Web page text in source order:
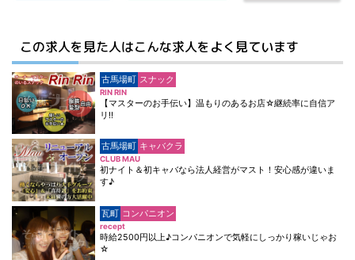
この求人を見た人はこんな求人をよく見ています
古馬場町 スナック
RIN RIN
【マスターのお手伝い】温もりのあるお店☆継続率に自信ア
リ!!
古馬場町 キャバクラ
CLUB MAU
初ナイト＆初キャバなら法人経営がマスト！安心感が違いま
す♪
瓦町 コンパニオン
recept
時給2500円以上♪コンパニオンで気軽にしっかり稼いじゃお
☆